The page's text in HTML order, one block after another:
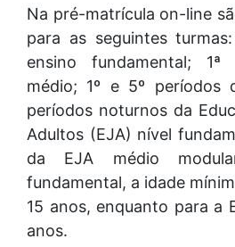
Na pré-matrícula on-line
para as seguintes
ensino fundamental;
médio; 1º e 5º períodos
períodos noturnos da
Adultos (EJA) nível
da EJA médio
fundamental, a idade
15 anos, enquanto para a
anos.